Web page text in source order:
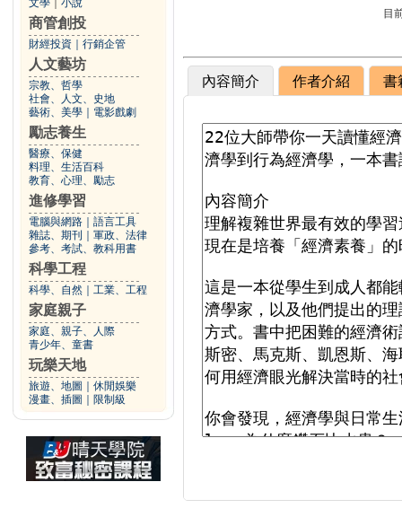
文學 小說
商管創投
財經投資 行銷企管
人文藝坊
宗教、哲學
社會、人文、史地
藝術、美學
電影戲劇
勵志養生
醫療、保健
料理、生活百科
教育、心理、勵志
進修學習
電腦與網路
語言工具
雜誌、期刊
軍政、法律
參考、考試、教科用書
科學工程
科學、自然 工業、工程
家庭親子
家庭、親子、人際
青少年、童書
玩樂天地
旅遊、地圖
休閒娛樂
漫畫、插圖
限制級
目
內容簡介 作者介紹 書